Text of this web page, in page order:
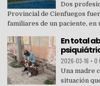
Dos
Provincial de Cienfuegos
familiares de un paciente, en
En total
2026-03-16 • 0
Una madre
situación